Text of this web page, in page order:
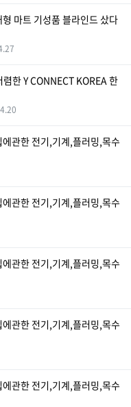
마트 기성품 블라인드 샀다
한 Y CONNECT KOREA 한
관한 전기,기계,플러밍,목수
관한 전기,기계,플러밍,목수
관한 전기,기계,플러밍,목수
관한 전기,기계,플러밍,목수
관한 전기,기계,플러밍,목수